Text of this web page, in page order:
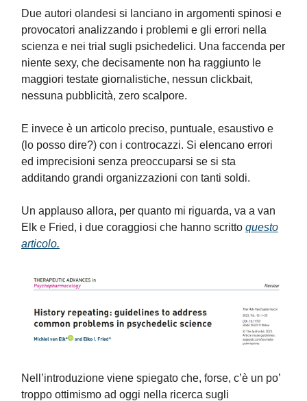
Due autori olandesi si lanciano in argomenti spinosi e
provocatori analizzando i problemi e gli errori nella
scienza e nei trial sugli psichedelici. Una faccenda per
niente sexy, che decisamente non ha raggiunto le
maggiori testate giornalistiche, nessun clickbait,
nessuna pubblicità, zero scalpore.
E invece è un articolo preciso, puntuale, esaustivo e
(lo posso dire?) con i controcazzi. Si elencano errori
ed imprecisioni senza preoccuparsi se si sta
additando grandi organizzazioni con tanti soldi.
Un applauso allora, per quanto mi riguarda, va a van
Elk e Fried, i due coraggiosi che hanno scritto questo
articolo.
Nell’introduzione viene spiegato che, forse, c’è un po’
troppo ottimismo ad oggi nella ricerca sugli